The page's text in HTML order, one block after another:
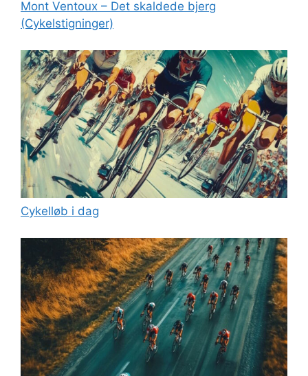
Mont Ventoux – Det skaldede bjerg
(Cykelstigninger)
Cykelløb i dag